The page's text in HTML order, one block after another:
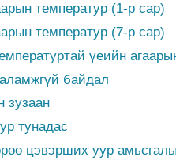
температур (1-р сар)
температур (7-р сар)
үеийн
байдал
зузаан
тунадас
цэвэрших уур